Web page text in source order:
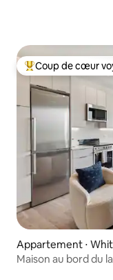
Coups de cœur
Coup de cœur
Appartement ⋅
Maison au bord du